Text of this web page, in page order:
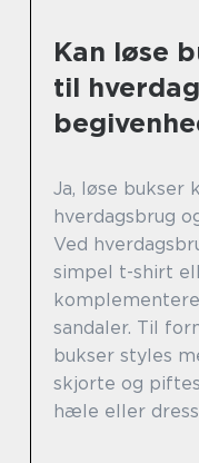
Kan løse
til
Ja, løse bukser
hverdagsbrug
Ved
simpel t-shirt
sandaler. Til
bukser styles
skjorte og
hæle eller